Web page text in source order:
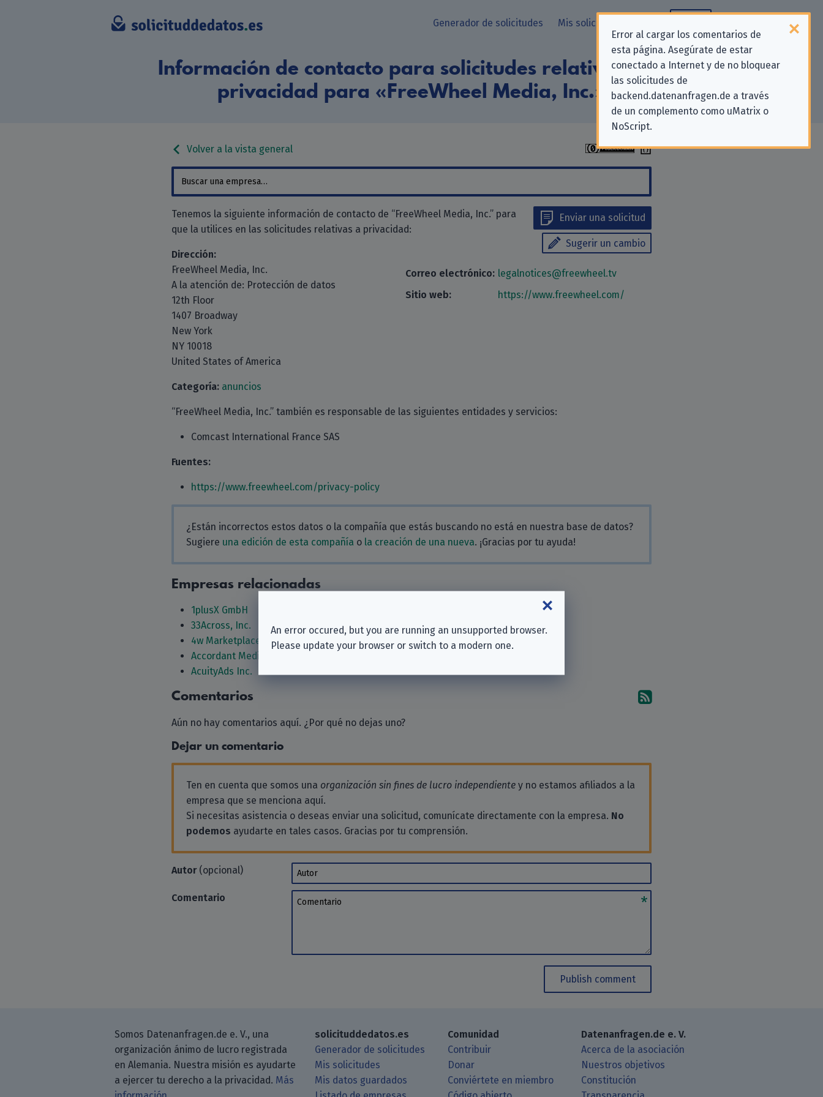
Error al cargar los comentarios de
esta página. Asegúrate de estar
conectado a Internet y de no bloquear
las solicitudes de
backend.datenanfragen.de a través
de un complemento como uMatrix o
NoScript.
Generador de solicitudes Mis solicitudes
Información de contacto para solicitudes relativas a la
privacidad para «FreeWheel Media, Inc.»
Volver a la vista general
Enviar una solicitud
Sugerir un cambio
Tenemos la siguiente información de contacto de “FreeWheel Media, Inc.” para
que la utilices en las solicitudes relativas a privacidad:
Dirección:
FreeWheel Media, Inc.
A la atención de: Protección de datos
12th Floor
1407 Broadway
New York
NY 10018
United States of America
Correo electrónico: legalnotices@freewheel.tv
Sitio web:
https://www.freewheel.com/
Categoría: anuncios
“FreeWheel Media, Inc.” también es responsable de las siguientes entidades y servicios:
Comcast International France SAS
Fuentes:
https://www.freewheel.com/privacy-policy
¿Están incorrectos estos datos o la compañía que estás buscando no está en nuestra base de datos?
Sugiere una edición de esta compañía o la creación de una nueva. ¡Gracias por tu ayuda!
Empresas relacionadas
1plusX GmbH
33Across, Inc.
4w Marketplace S.r.l.
Accordant Media, LLC
AcuityAds Inc.
Comentarios Suscríbete a los
Aún no hay comentarios aquí. ¿Por qué no dejas uno?
Dejar un comentario
Ten en cuenta que somos una organización sin fines de lucro independiente y no estamos afiliados a la
empresa que se menciona aquí.
Si necesitas asistencia o deseas enviar una solicitud, comunícate directamente con la empresa. No
podemos ayudarte en tales casos. Gracias por tu comprensión.
Autor(opcional) Autor
Comentario Comentario
Publish comment
Somos Datenanfragen.de e. V., una
organización ánimo de lucro registrada
en Alemania. Nuestra misión es ayudarte
a ejercer tu derecho a la privacidad. Más
solicituddedatos.es
Generador de solicitudes
Mis solicitudes
Mis datos guardados
Comunidad
Contribuir
Donar
Conviértete en miembro
Datenanfragen.de e. V.
Acerca de la asociación
Nuestros objetivos
Constitución
An error occured, but you are running an unsupported browser.
Please update your browser or switch to a modern one.